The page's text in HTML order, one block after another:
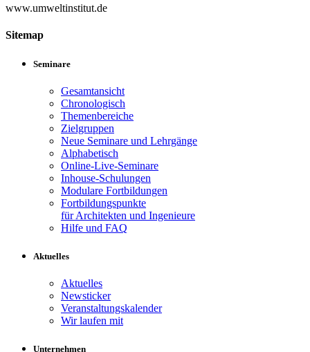
www.umweltinstitut.de
Sitemap
Seminare
Gesamtansicht
Chronologisch
Themenbereiche
Zielgruppen
Neue Seminare und Lehrgänge
Alphabetisch
Online-Live-Seminare
Inhouse-Schulungen
Modulare Fortbildungen
Fortbildungspunkte
für Architekten und Ingenieure
Hilfe und FAQ
Aktuelles
Aktuelles
Newsticker
Veranstaltungskalender
Wir laufen mit
Unternehmen